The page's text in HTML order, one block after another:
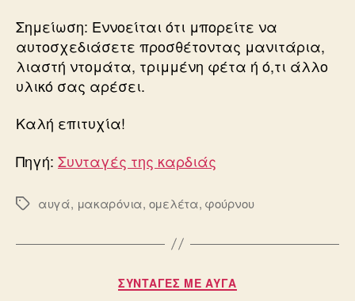
Σημείωση: Εννοείται ότι μπορείτε να
αυτοσχεδιάσετε προσθέτοντας μανιτάρια,
λιαστή ντομάτα, τριμμένη φέτα ή ό,τι άλλο
υλικό σας αρέσει.
Καλή επιτυχία!
Πηγή: Συνταγές της καρδιάς
Ετικέτες
αυγά, μακαρόνια, ομελέτα, φούρνου
Κατηγορίες
ΣΥΝΤΑΓΈΣ ΜΕ ΑΥΓΆ